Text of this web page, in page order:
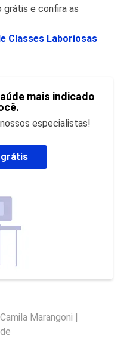
grátis e confira as
Classes Laboriosas
mais indicado
especialistas!
Camila Marangoni |